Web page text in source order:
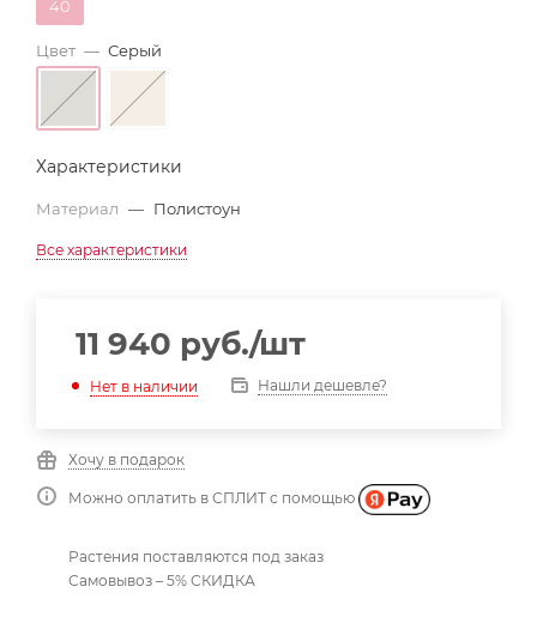
40
Цвет — Серый
Характеристики
Материал — Полистоун
Все характеристики
11 940 руб./шт
Нет в наличии Нашли дешевле?
Хочу в подарок
Можно оплатить в СПЛИТ с помощью
Растения поставляются под заказ
Самовывоз – 5% СКИДКА